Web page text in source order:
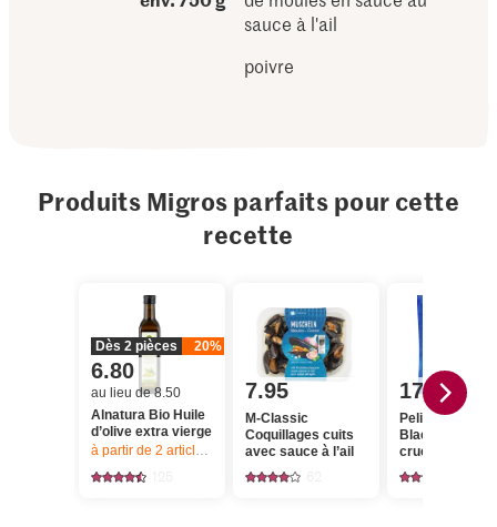
sauce à l'ail
poivre
Produits Migros parfaits pour cette
recette
Dès 2 pièces 20%
6.80
au lieu de 8.50
Alnatura Bio Huile
d’olive extra vierge
à partir de 2 articles, Offre valable du 6.8 au 12.8.2026, jusqu’à
7.95
M-Classic
Coquillages cuits
avec sauce à l’ail
17.95
Pelican
Black Tiger Tail-on,
crues, king size